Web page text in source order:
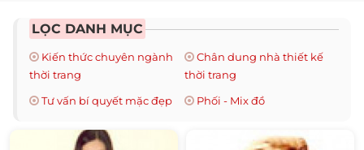
LỌC DANH MỤC
Kiến thức chuyên ngành
thời trang
Chân dung nhà thiết kế
thời trang
Tư vấn bí quyết mặc đẹp
Phối - Mix đồ